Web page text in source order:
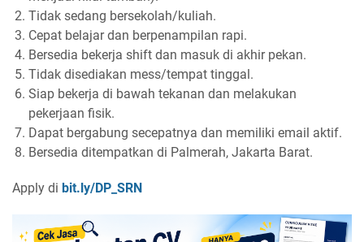
Tidak sedang bersekolah/kuliah.
Cepat belajar dan berpenampilan rapi.
Bersedia bekerja shift dan masuk di akhir pekan.
Tidak disediakan mess/tempat tinggal.
Siap bekerja di bawah tekanan dan melakukan
pekerjaan fisik.
Dapat bergabung secepatnya dan memiliki email aktif.
Bersedia ditempatkan di Palmerah, Jakarta Barat.
Apply di bit.ly/DP_ SRN